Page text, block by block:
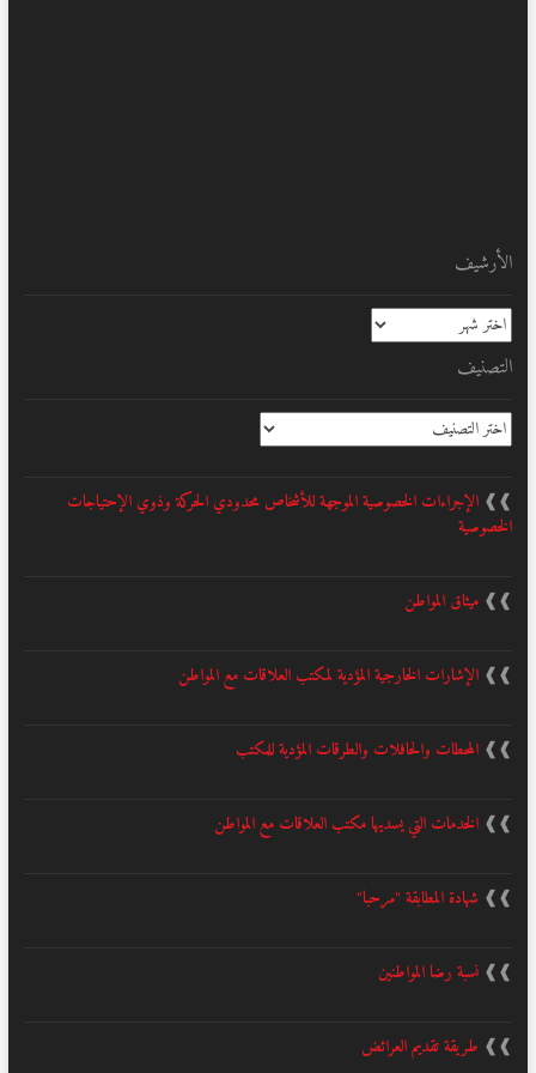
الأرشيف
الأرشيف
التصنيف
التصنيف
❱❱ الإجراءات الخصوصية الموجهة للأشخاص محدودي الحركة وذوي الإحتياجات
الخصوصية
❱❱ ميثاق المواطن
❱❱ الإشارات الخارجية المؤدية لمكتب العلاقات مع المواطن
❱❱ المحطات والحافلات والطرقات المؤدية للمكتب
❱❱ الخدمات التي يسديها مكتب العلاقات مع المواطن
❱❱ شهادة المطابقة "مرحبا"
❱❱ نسبة رضا المواطنين
❱❱ طريقة تقديم العرائض